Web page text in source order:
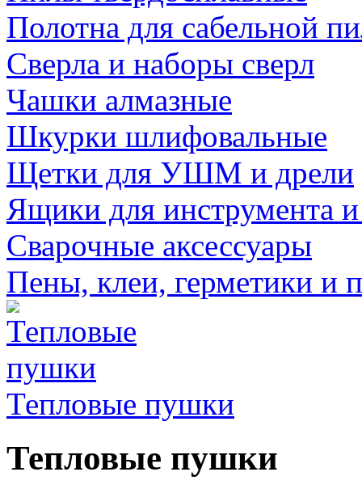
Полотна для сабельной
Сверла и наборы сверл
Чашки алмазные
Шкурки шлифовальные
Щетки для УШМ и дрели
Ящики для инструмента
Сварочные аксессуары
Пены, клеи, герметики и
Тепловые пушки
Тепловые пушки